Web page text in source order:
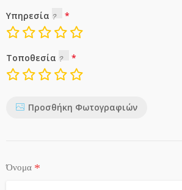
Υπηρεσία
Τοποθεσία
Προσθήκη Φωτογραφιών
Όνομα *